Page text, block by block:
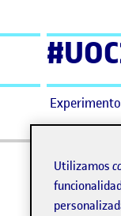
Experimento
Utilizamos